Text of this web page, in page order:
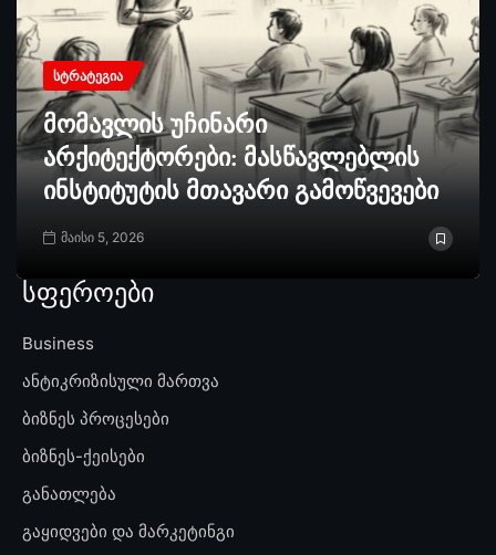
ᲡᲢᲠᲐᲢᲔᲒᲘᲐ
მომავლის უჩინარი
არქიტექტორები: მასწავლებლის
ინსტიტუტის მთავარი გამოწვევები
მაისი 5, 2026
სფეროები
Business
ანტიკრიზისული მართვა
ბიზნეს პროცესები
ბიზნეს-ქეისები
განათლება
გაყიდვები და მარკეტინგი